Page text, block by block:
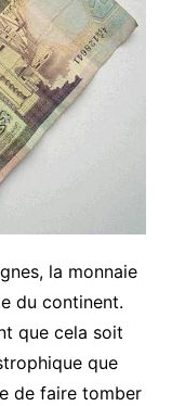
la monnaie
du continent.
que cela soit
que
de faire tomber